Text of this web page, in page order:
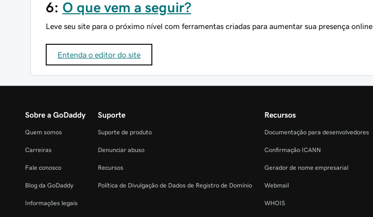
6: O que vem a seguir?
Leve seu site para o próximo nível com ferramentas criadas para aumentar sua presença online.
Entenda o editor do site
Sobre a GoDaddy
Quem somos
Carreiras
Fale conosco
Blog da GoDaddy
Informações legais
Suporte
Suporte de produto
Denunciar abuso
Recursos
Política de Divulgação de Dados de Registro de Domínio
Recursos
Documentação para desenvolvedores
Confirmação ICANN
Gerador de nome empresarial
Webmail
WHOIS